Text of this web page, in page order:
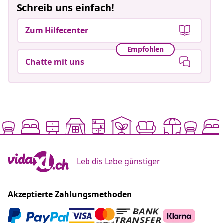
Schreib uns einfach!
Zum Hilfecenter
Empfohlen
Chatte mit uns
Leb dis Lebe günstiger
Akzeptierte Zahlungsmethoden